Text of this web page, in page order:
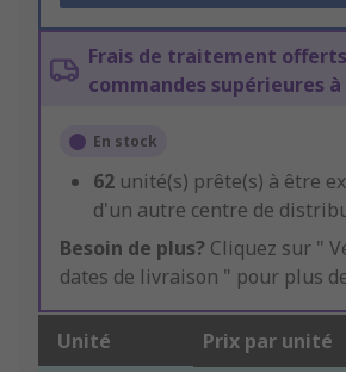
Frais de traitement
commandes supérieures à
En stock
62 unité(s) prête(s) à être
d'un autre centre de
Besoin de plus? Cliquez sur "
dates de livraison " pour plus
Unité Prix par unité